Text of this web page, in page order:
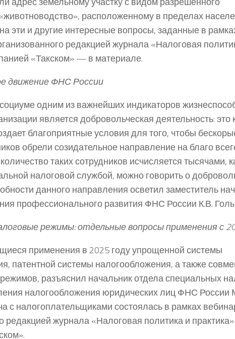
расположенному в пределах
эти и другие интересные вопросы, заданные в
редакцией журнала «Налоговая
«Такском» — в материале.
движение ФНС России
одним из важнейших индикаторов
является добровольческая деятельность: это
благоприятные условия для того, чтобы
обрели созидательное направление на благо
таких сотрудников исчисляется тысячами,
налоговой службой, можно говорить о
данного направления осветил заместитель
профессионального развития ФНС России К.В.
режимы: отдельные вопросы применения с
применения в 2025 году упрощенной системы
патентной системы налогообложения, а также
разъяснил начальник отдела специальных
налогообложения юридических лиц ФНС России
с налогоплательщиками состоялась в рамках
редакцией журнала «Налоговая политика и